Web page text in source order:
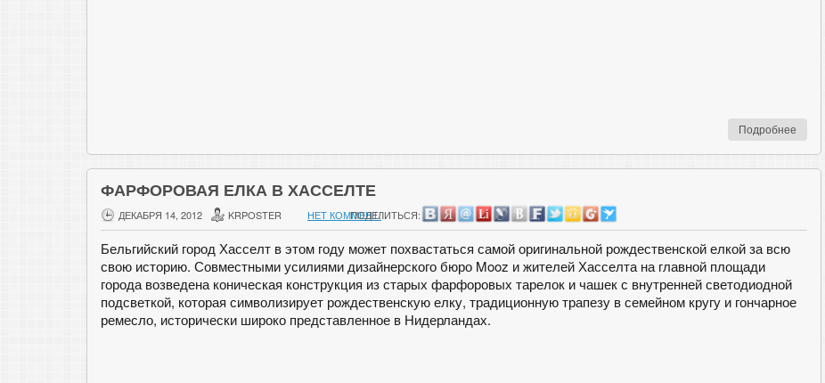
Подробнее
ФАРФОРОВАЯ ЕЛКА В ХАССЕЛТЕ
ДЕКАБРЯ 14, 2012 KRPOSTER НЕТ КОММЕНТ.ПОДЕЛИТЬСЯ:
Бельгийский город Хасселт в этом году может похвастаться самой оригинальной рождественской елкой за всю
свою историю. Совместными усилиями дизайнерского бюро Mooz и жителей Хасселта на главной площади
города возведена коническая конструкция из старых фарфоровых тарелок и чашек с внутренней светодиодной
подсветкой, которая символизирует рождественскую елку, традиционную трапезу в семейном кругу и гончарное
ремесло, исторически широко представленное в Нидерландах.